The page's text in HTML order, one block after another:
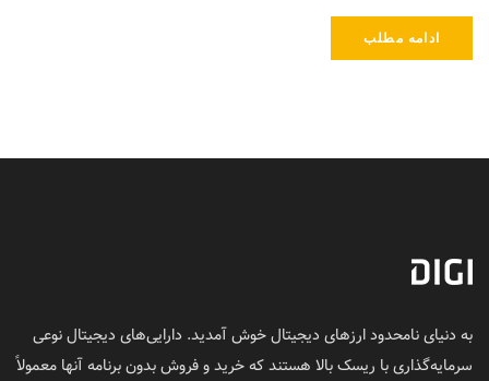
ادامه مطلب
به دنیای نامحدود ارزهای دیجیتال خوش آمدید. دارایی‌های دیجیتال نوعی
سرمایه‌گذاری با ریسک بالا هستند که خرید و فروش بدون برنامه آنها معمولاً